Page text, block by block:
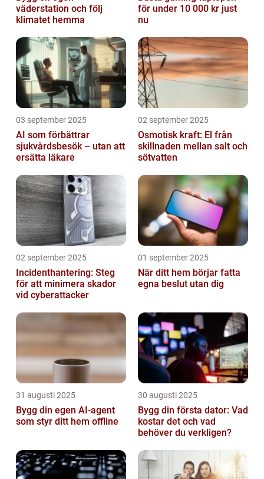
väderstation och följ
klimatet hemma
för under 10 000 kr just
nu
03 september 2025
AI som förbättrar
sjukvårdsbesök – utan att
ersätta läkare
02 september 2025
Osmotisk kraft: El från
skillnaden mellan salt och
sötvatten
02 september 2025
Incidenthantering: Steg
för att minimera skador
vid cyberattacker
01 september 2025
När ditt hem börjar fatta
egna beslut utan dig
31 augusti 2025
Bygg din egen AI-agent
som styr ditt hem offline
30 augusti 2025
Bygg din första dator: Vad
kostar det och vad
behöver du verkligen?